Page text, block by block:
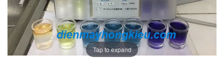
Tap to expand